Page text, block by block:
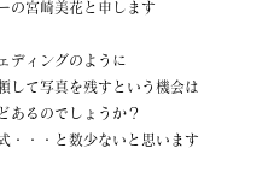
の宮崎美花と申します
ディングのように
して写真を残すという機会は
あるのでしょうか？
・・・と数少ないと思います